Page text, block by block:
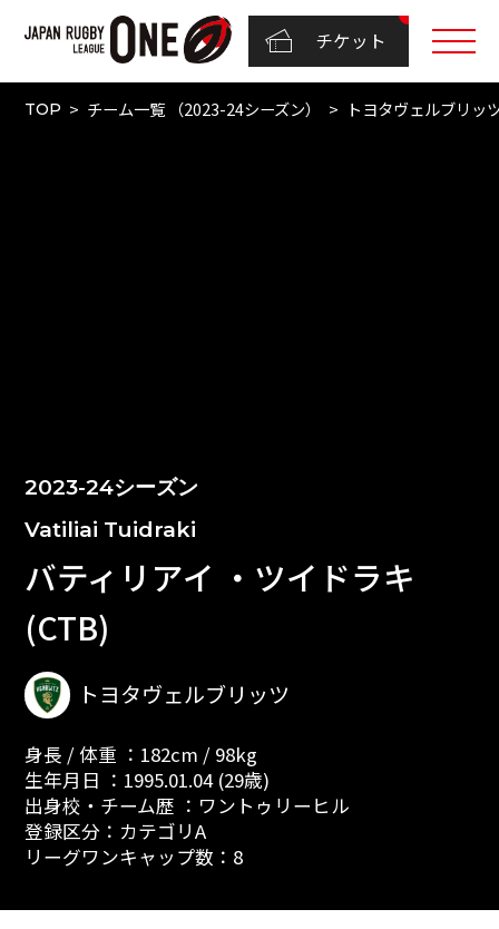
チケット
TOP チーム一覧 （2023-24シーズン） トヨタヴェルブリッ
2023-24シーズン
Vatiliai Tuidraki
バティリアイ ・ツイドラキ
(CTB)
トヨタヴェルブリッツ
身長 / 体重 ：182cm / 98kg
生年月日 ：1995.01.04 (29歳)
出身校・チーム歴 ：ワントゥリーヒル
登録区分：カテゴリA
リーグワンキャップ数：8